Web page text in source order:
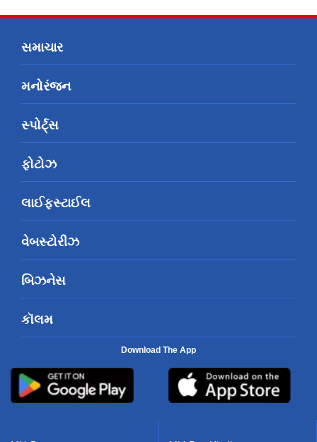
સમાચાર
મનોરંજન
સ્પોર્ટ્સ
ફોટોઝ
લાઈફસ્ટાઈલ
વેબસ્ટોરીઝ
બિઝનેસ
કૉલમ
Download The App